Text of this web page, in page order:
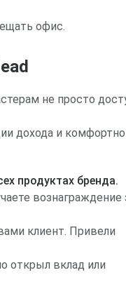
офис.
не просто
дохода и
продуктах бренда.
вознаграждение
клиент. Привели
открыл вклад или